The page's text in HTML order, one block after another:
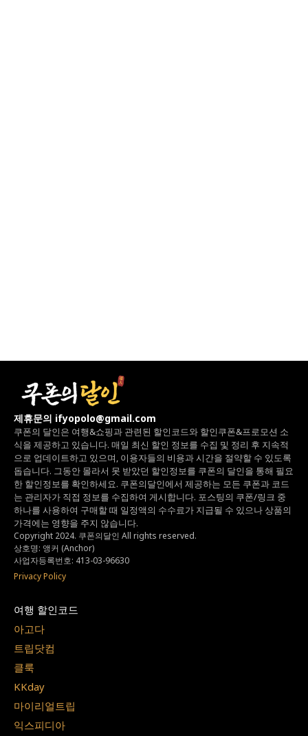
제휴문의 ifyopolo@gmail.com
쿠폰의 달인은 여행&쇼핑과 관련된 할인코드와 할인쿠폰&프로모션 소
식을 제공하고 있습니다. 매일 최신 할인 정보를 수집 및 정리 후 지속적
으로 업데이트하고 있으며, 이용자들의 비용과 시간을 절약할 수 있도록
돕습니다. 그동안 몰라서 못 받았던 할인정보를 쿠폰의 달인을 통해 필요
한 할인정보를 확인하세요. 쿠폰의달인에서 제공하는 모든 쿠폰과 코드
는 관리자가 직접 정보를 수집하여 게시합니다. 포스팅의 쿠폰/링크 중
하나를 사용하여 구매할 때 일정액의 수수료가 지급될 수 있으나상품의
가격에는 영향을 주지 않습니다.
Copyright 2024. 쿠폰의달인 All rights reserved.
상호명: 앵커 (Anchor)
사업자등록번호: 413-03-96630
Privacy Policy
여행 할인코드
아고다
트립닷컴
클룩
KKday
마이리얼트립
익스피디아